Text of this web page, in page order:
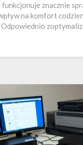
znacznie
na komfort